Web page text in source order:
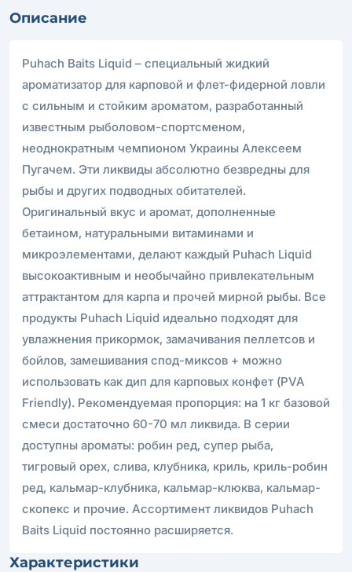
Описание
Puhach Baits Liquid – специальный жидкий
ароматизатор для карповой и флет-фидерной ловли
с сильным и стойким ароматом, разработанный
известным рыболовом-спортсменом,
неоднократным чемпионом Украины Алексеем
Пугачем. Эти ликвиды абсолютно безвредны для
рыбы и других подводных обитателей.
Оригинальный вкус и аромат, дополненные
бетаином, натуральными витаминами и
микроэлементами, делают каждый Puhach Liquid
высокоактивным и необычайно привлекательным
аттрактантом для карпа и прочей мирной рыбы. Все
продукты Puhach Liquid идеально подходят для
увлажнения прикормок, замачивания пеллетсов и
бойлов, замешивания спод-миксов + можно
использовать как дип для карповых конфет (PVA
Friendly). Рекомендуемая пропорция: на 1 кг базовой
смеси достаточно 60-70 мл ликвида. В серии
доступны ароматы: робин ред, супер рыба,
тигровый орех, слива, клубника, криль, криль-робин
ред, кальмар-клубника, кальмар-клюква, кальмар-
скопекс и прочие. Ассортимент ликвидов Puhach
Baits Liquid постоянно расширяется.
Характеристики